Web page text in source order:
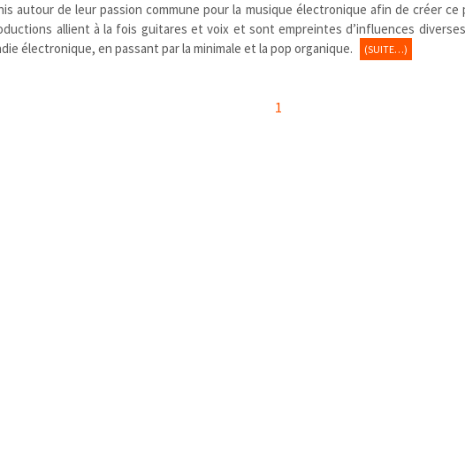
autour de leur passion commune pour la musique électronique afin de créer
allient à la fois guitares et voix et sont empreintes d’influences
électronique, en passant par la minimale et la pop organique.
(SUITE…)
1